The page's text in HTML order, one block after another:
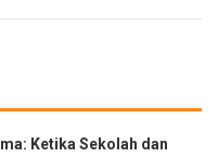
Ketika Sekolah dan